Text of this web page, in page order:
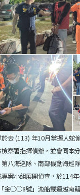
去 (113) 年10月掌握人蛇
察署指揮偵辦，並會同本
八海巡隊、南部機動海巡
案小組展開偵查，於114
金○○8號」漁船載運越南